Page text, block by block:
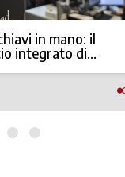
in mano: il
integrato di